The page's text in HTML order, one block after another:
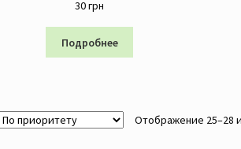
30грн
Подробнее
Отображение 25–28